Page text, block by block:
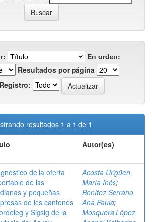
En orden:
Resultados por página
resultados 1 a 1 de 1
Autor(es)
de la oferta
de las
y pequeñas
de los cantones
y Sigsig de la
Acosta Urigüen,
María Inés;
Benítez Serrano,
Ana Paula;
Mosquera López,